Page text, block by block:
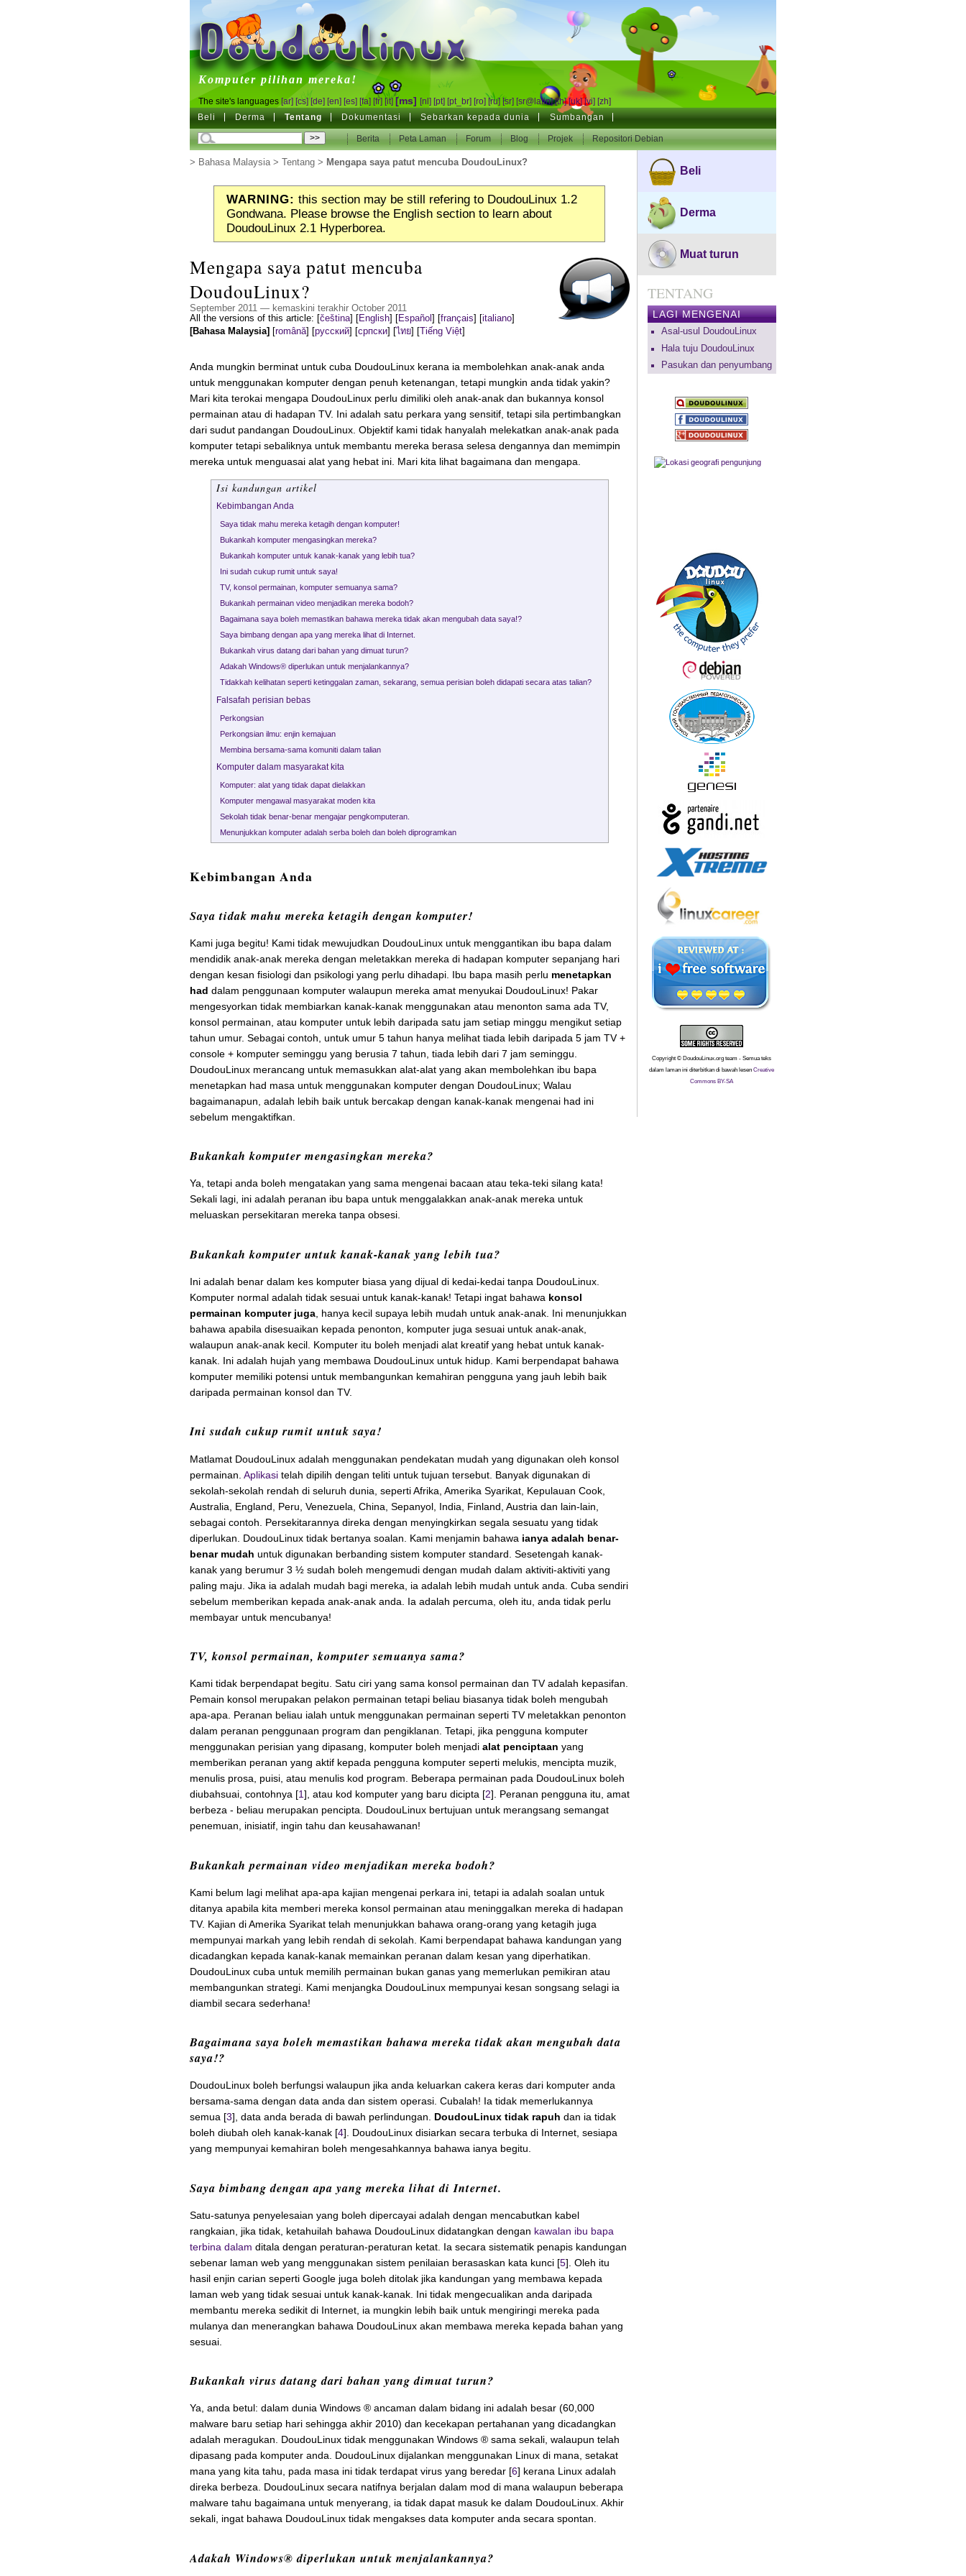
DoudouLinux
Komputer pilihan mereka!
The site's languages [ar] [cs] [de] [en] [es] [fa] [fr] [it] [ms] [nl] [pt] [pt_br] [ro] [ru] [sr] [sr@latin] [th] [uk] [vi] [zh]
Beli Derma Tentang Dokumentasi Sebarkan kepada dunia Sumbangan
Berita Peta Laman Forum Blog Projek Repositori Debian
> Bahasa Malaysia> Tentang> Mengapa saya patut mencuba DoudouLinux?
WARNING: this section may be still refering to DoudouLinux 1.2
Gondwana. Please browse the English section to learn about
DoudouLinux 2.1 Hyperborea.
Mengapa saya patut mencuba
DoudouLinux?
September 2011 — kemaskini terakhir October 2011
All the versions of this article:
čeština] English] Español français italiano]
[Bahasa Malaysia]
română] русский] српски] ไทย] Tiếng Việt]
Anda mungkin berminat untuk cuba DoudouLinux kerana ia membolehkan anak-anak anda
untuk menggunakan komputer dengan penuh ketenangan, tetapi mungkin anda tidak yakin?
Mari kita terokai mengapa DoudouLinux perlu dimiliki oleh anak-anak dan bukannya konsol
permainan atau di hadapan TV. Ini adalah satu perkara yang sensitif, tetapi sila pertimbangkan
dari sudut pandangan DoudouLinux. Objektif kami tidak hanyalah melekatkan anak-anak pada
komputer tetapi sebaliknya untuk membantu mereka berasa selesa dengannya dan memimpin
mereka untuk menguasai alat yang hebat ini. Mari kita lihat bagaimana dan mengapa.
Isi kandungan artikel
Kebimbangan Anda
Saya tidak mahu mereka ketagih dengan komputer!
Bukankah komputer mengasingkan mereka?
Bukankah komputer untuk kanak-kanak yang lebih tua?
Ini sudah cukup rumit untuk saya!
TV, konsol permainan, komputer semuanya sama?
Bukankah permainan video menjadikan mereka bodoh?
Bagaimana saya boleh memastikan bahawa mereka tidak akan mengubah data saya!?
Saya bimbang dengan apa yang mereka lihat di Internet.
Bukankah virus datang dari bahan yang dimuat turun?
Adakah Windows® diperlukan untuk menjalankannya?
Tidakkah kelihatan seperti ketinggalan zaman, sekarang, semua perisian boleh didapati secara atas talian?
Falsafah perisian bebas
Perkongsian
Perkongsian ilmu: enjin kemajuan
Membina bersama-sama komuniti dalam talian
Komputer dalam masyarakat kita
Komputer: alat yang tidak dapat dielakkan
Komputer mengawal masyarakat moden kita
Sekolah tidak benar-benar mengajar pengkomputeran.
Menunjukkan komputer adalah serba boleh dan boleh diprogramkan
Kebimbangan Anda
Saya tidak mahu mereka ketagih dengan komputer!
Kami juga begitu! Kami tidak mewujudkan DoudouLinux untuk menggantikan ibu bapa dalam
mendidik anak-anak mereka dengan meletakkan mereka di hadapan komputer sepanjang hari
dengan kesan fisiologi dan psikologi yang perlu dihadapi. Ibu bapa masih perlu menetapkan
had dalam penggunaan komputer walaupun mereka amat menyukai DoudouLinux! Pakar
mengesyorkan tidak membiarkan kanak-kanak menggunakan atau menonton sama ada TV,
konsol permainan, atau komputer untuk lebih daripada satu jam setiap minggu mengikut setiap
tahun umur. Sebagai contoh, untuk umur 5 tahun hanya melihat tiada lebih daripada 5 jam TV +
console + komputer seminggu yang berusia 7 tahun, tiada lebih dari 7 jam seminggu.
DoudouLinux merancang untuk memasukkan alat-alat yang akan membolehkan ibu bapa
menetapkan had masa untuk menggunakan komputer dengan DoudouLinux; Walau
bagaimanapun, adalah lebih baik untuk bercakap dengan kanak-kanak mengenai had ini
sebelum mengaktifkan.
Bukankah komputer mengasingkan mereka?
Ya, tetapi anda boleh mengatakan yang sama mengenai bacaan atau teka-teki silang kata!
Sekali lagi, ini adalah peranan ibu bapa untuk menggalakkan anak-anak mereka untuk
meluaskan persekitaran mereka tanpa obsesi.
Bukankah komputer untuk kanak-kanak yang lebih tua?
Ini adalah benar dalam kes komputer biasa yang dijual di kedai-kedai tanpa DoudouLinux.
Komputer normal adalah tidak sesuai untuk kanak-kanak! Tetapi ingat bahawa konsol
permainan komputer juga, hanya kecil supaya lebih mudah untuk anak-anak. Ini menunjukkan
bahawa apabila disesuaikan kepada penonton, komputer juga sesuai untuk anak-anak,
walaupun anak-anak kecil. Komputer itu boleh menjadi alat kreatif yang hebat untuk kanak-
kanak. Ini adalah hujah yang membawa DoudouLinux untuk hidup. Kami berpendapat bahawa
komputer memiliki potensi untuk membangunkan kemahiran pengguna yang jauh lebih baik
daripada permainan konsol dan TV.
Ini sudah cukup rumit untuk saya!
Matlamat DoudouLinux adalah menggunakan pendekatan mudah yang digunakan oleh konsol
permainan. Aplikasitelah dipilih dengan teliti untuk tujuan tersebut. Banyak digunakan di
sekolah-sekolah rendah di seluruh dunia, seperti Afrika, Amerika Syarikat, Kepulauan Cook,
Australia, England, Peru, Venezuela, China, Sepanyol, India, Finland, Austria dan lain-lain,
sebagai contoh. Persekitarannya direka dengan menyingkirkan segala sesuatu yang tidak
diperlukan. DoudouLinux tidak bertanya soalan. Kami menjamin bahawa ianya adalah benar-
benar mudah untuk digunakan berbanding sistem komputer standard. Sesetengah kanak-
kanak yang berumur 3 ½ sudah boleh mengemudi dengan mudah dalam aktiviti-aktiviti yang
paling maju. Jika ia adalah mudah bagi mereka, ia adalah lebih mudah untuk anda. Cuba sendiri
sebelum memberikan kepada anak-anak anda. Ia adalah percuma, oleh itu, anda tidak perlu
membayar untuk mencubanya!
TV, konsol permainan, komputer semuanya sama?
Kami tidak berpendapat begitu. Satu ciri yang sama konsol permainan dan TV adalah kepasifan.
Pemain konsol merupakan pelakon permainan tetapi beliau biasanya tidak boleh mengubah
apa-apa. Peranan beliau ialah untuk menggunakan permainan seperti TV meletakkan penonton
dalam peranan penggunaan program dan pengiklanan. Tetapi, jika pengguna komputer
menggunakan perisian yang dipasang, komputer boleh menjadi alat penciptaan yang
memberikan peranan yang aktif kepada pengguna komputer seperti melukis, mencipta muzik,
menulis prosa, puisi, atau menulis kod program. Beberapa permainan pada DoudouLinux boleh
diubahsuai, contohnya [1], atau kod komputer yang baru dicipta [2]. Peranan pengguna itu, amat
berbeza - beliau merupakan pencipta. DoudouLinux bertujuan untuk merangsang semangat
penemuan, inisiatif, ingin tahu dan keusahawanan!
Bukankah permainan video menjadikan mereka bodoh?
Kami belum lagi melihat apa-apa kajian mengenai perkara ini, tetapi ia adalah soalan untuk
ditanya apabila kita memberi mereka konsol permainan atau meninggalkan mereka di hadapan
TV. Kajian di Amerika Syarikat telah menunjukkan bahawa orang-orang yang ketagih juga
mempunyai markah yang lebih rendah di sekolah. Kami berpendapat bahawa kandungan yang
dicadangkan kepada kanak-kanak memainkan peranan dalam kesan yang diperhatikan.
DoudouLinux cuba untuk memilih permainan bukan ganas yang memerlukan pemikiran atau
membangunkan strategi. Kami menjangka DoudouLinux mempunyai kesan songsang selagi ia
diambil secara sederhana!
Bagaimana saya boleh memastikan bahawa mereka tidak akan mengubah data
saya!?
DoudouLinux boleh berfungsi walaupun jika anda keluarkan cakera keras dari komputer anda
bersama-sama dengan data anda dan sistem operasi. Cubalah! Ia tidak memerlukannya
semua [3], data anda berada di bawah perlindungan. DoudouLinux tidak rapuh dan ia tidak
boleh diubah oleh kanak-kanak [4]. DoudouLinux disiarkan secara terbuka di Internet, sesiapa
yang mempunyai kemahiran boleh mengesahkannya bahawa ianya begitu.
Saya bimbang dengan apa yang mereka lihat di Internet.
Satu-satunya penyelesaian yang boleh dipercayai adalah dengan mencabutkan kabel
rangkaian, jika tidak, ketahuilah bahawa DoudouLinux didatangkan dengan kawalan ibu bapa
terbina dalam ditala dengan peraturan-peraturan ketat. Ia secara sistematik penapis kandungan
sebenar laman web yang menggunakan sistem penilaian berasaskan kata kunci [5]. Oleh itu
hasil enjin carian seperti Google juga boleh ditolak jika kandungan yang membawa kepada
laman web yang tidak sesuai untuk kanak-kanak. Ini tidak mengecualikan anda daripada
membantu mereka sedikit di Internet, ia mungkin lebih baik untuk mengiringi mereka pada
mulanya dan menerangkan bahawa DoudouLinux akan membawa mereka kepada bahan yang
sesuai.
Bukankah virus datang dari bahan yang dimuat turun?
Ya, anda betul: dalam dunia Windows ® ancaman dalam bidang ini adalah besar (60,000
malware baru setiap hari sehingga akhir 2010) dan kecekapan pertahanan yang dicadangkan
adalah meragukan. DoudouLinux tidak menggunakan Windows ® sama sekali, walaupun telah
dipasang pada komputer anda. DoudouLinux dijalankan menggunakan Linux di mana, setakat
mana yang kita tahu, pada masa ini tidak terdapat virus yang beredar [6] kerana Linux adalah
direka berbeza. DoudouLinux secara natifnya berjalan dalam mod di mana walaupun beberapa
malware tahu bagaimana untuk menyerang, ia tidak dapat masuk ke dalam DoudouLinux. Akhir
sekali, ingat bahawa DoudouLinux tidak mengakses data komputer anda secara spontan.
Adakah Windows® diperlukan untuk menjalankannya?
Beli
Derma
Muat turun
TENTANG
LAGI MENGENAI
Asal-usul DoudouLinux
Hala tuju DoudouLinux
Pasukan dan penyumbang
Copyright © DoudouLinux.org team - Semua teks
dalam laman ini diterbitkan di bawah lesenCreative
Commons BY-SA